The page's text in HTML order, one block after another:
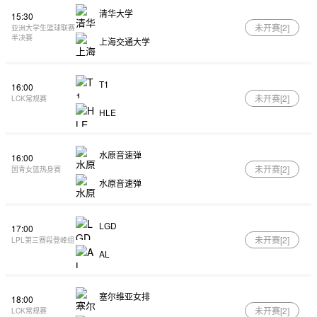
15:30
亚洲大学生篮球联赛
半决赛
清华大学
上海交通大学
未开赛[2]
16:00
LCK常规赛
T1
HLE
未开赛[2]
16:00
国青女篮热身赛
水原音速弹
水原音速弹
未开赛[2]
17:00
LPL第三赛段登峰组
LGD
AL
未开赛[2]
18:00
LCK常规赛
塞尔维亚女排
未开赛[2]